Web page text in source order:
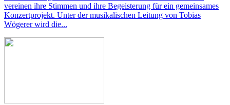
vereinen ihre Stimmen und ihre Begeisterung für ein gemeinsames
Konzertprojekt. Unter der musikalischen Leitung von Tobias
Wögerer wird die...